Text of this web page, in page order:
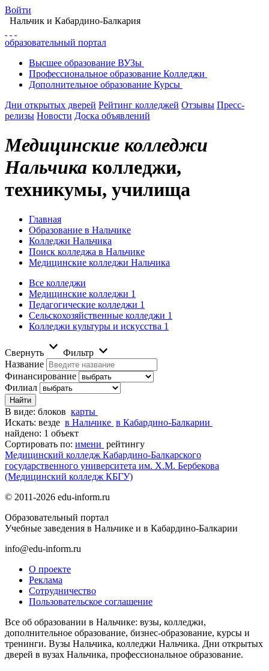
Войти
Нальчик и Кабардино-Балкария
образовательный портал
Высшее образование ВУЗы
Профессиональное образование Колледжи
Дополнительное образование Курсы
Дни открытых дверей Рейтинг колледжей Отзывы Пресс-
релизы Новости Доска объявлений
Медицинские колледжи
Нальчика колледжи,
техникумы, училища
Главная
Образование в Нальчике
Колледжи Нальчика
Поиск колледжа в Нальчике
Медицинские колледжи Нальчика
Все колледжи
Медицинские колледжи 1
Педагогические колледжи 1
Сельскохозяйственные колледжи 1
Колледжи культуры и искусства 1
Свернуть
Фильтр
Название
Финансирование
Филиал
В виде: блоков карты
Искать: везде в Нальчике в Кабардино-Балкарии
найдено: 1 объект
Сортировать по: имени рейтингу
Медицинский колледж Кабардино-Балкарского
государственного университета им. Х.М. Бербекова
(Медицинский колледж КБГУ)
© 2011-2026 edu-inform.ru
Образовательный портал
Учебные заведения в Нальчике и в Кабардино-Балкарии
info@edu-inform.ru
О проекте
Реклама
Сотрудничество
Пользовательское соглашение
Все об образовании в Нальчике: вузы, колледжи,
дополнительное образование, бизнес-образование, курсы и
тренинги. Вузы Нальчика, колледжи Нальчика. Дни открытых
дверей в вузах Нальчика, профессиональное образование.